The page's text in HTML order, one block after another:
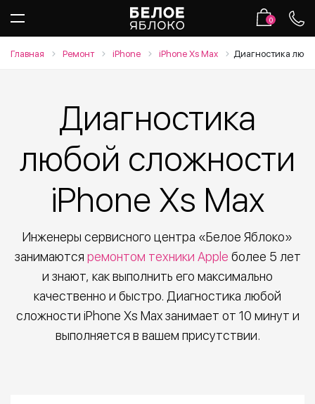
0
Главная Ремонт iPhone iPhone Xs Max Диагностика
Диагностика
любой сложности
iPhone Xs Max
Инженеры сервисного центра «Белое Яблоко»
занимаются ремонтом техники Apple более 5 лет
и знают, как выполнить его максимально
качественно и быстро. Диагностика любой
сложности iPhone Xs Max занимает от 10 минут и
выполняется в вашем присутствии.